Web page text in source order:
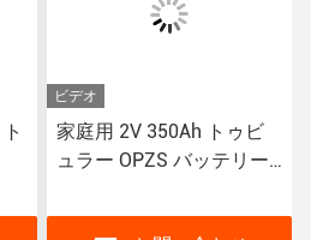
ビデオ
家庭用 2V 350Ah トゥビ
ュラー OPZS バッテリー